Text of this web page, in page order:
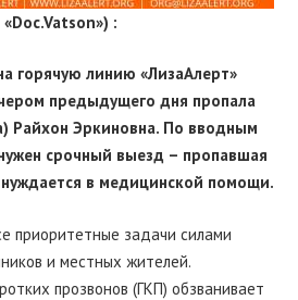
:
горячую линию «ЛизаАлерт»
предыдущего дня пропала
Райхон Эркиновна. По вводным
срочный выезд – пропавшая
в медицинской помощи.
приоритетные задачи силами
и местных жителей.
прозвонов (ГКП) обзванивает